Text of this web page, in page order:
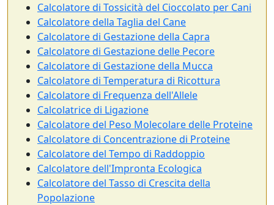
Calcolatore di Tossicità del Cioccolato per Cani
Calcolatore della Taglia del Cane
Calcolatore di Gestazione della Capra
Calcolatore di Gestazione delle Pecore
Calcolatore di Gestazione della Mucca
Calcolatore di Temperatura di Ricottura
Calcolatore di Frequenza dell'Allele
Calcolatrice di Ligazione
Calcolatore del Peso Molecolare delle Proteine
Calcolatore di Concentrazione di Proteine
Calcolatore del Tempo di Raddoppio
Calcolatore dell'Impronta Ecologica
Calcolatore del Tasso di Crescita della
Popolazione